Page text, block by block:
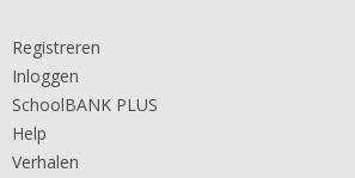
Registreren
Inloggen
SchoolBANK PLUS
Help
Verhalen